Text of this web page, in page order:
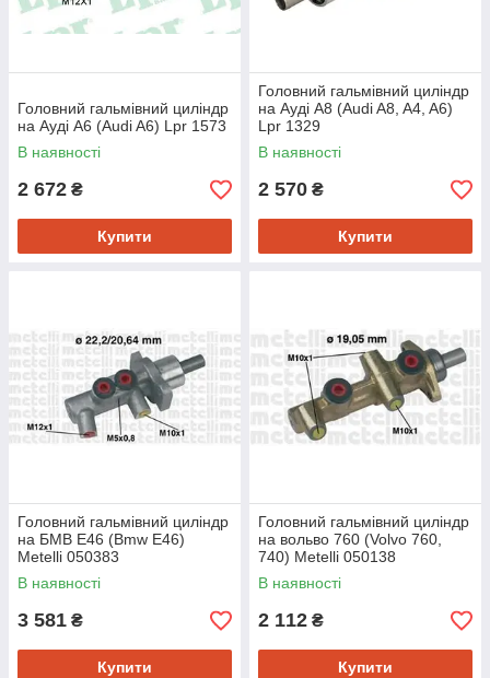
Головний гальмівний циліндр
на Ауді A6 (Audi A6) Lpr 1573
В наявності
2 672 ₴
Купити
Головний гальмівний циліндр
на Ауді A8 (Audi A8, A4, A6)
Lpr 1329
В наявності
2 570 ₴
Купити
Головний гальмівний циліндр
на БМВ Е46 (Bmw E46)
Metelli 050383
В наявності
3 581 ₴
Купити
Головний гальмівний циліндр
на вольво 760 (Volvo 760,
740) Metelli 050138
В наявності
2 112 ₴
Купити